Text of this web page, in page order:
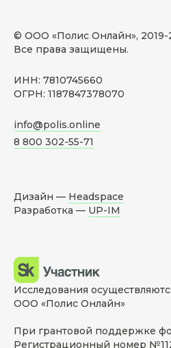
© ООО «Полис Онлайн», 2019-
Все права защищены.
ИНН: 7810745660
ОГРН: 1187847378070
info@polis.online
8 800 302-55-71
Дизайн — Headspace
Разработка — UP-IM
Исследования
ООО «Полис Онлайн»
При грантовой поддержке
Регистрационный номер